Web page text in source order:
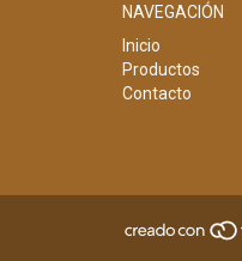
NAVEGACIÓN
Inicio
Productos
Contacto